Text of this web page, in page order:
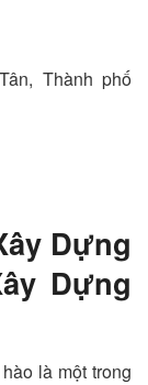
Thành phố
Dựng
Dựng
là một trong